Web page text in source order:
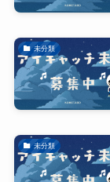
未分類
未分類